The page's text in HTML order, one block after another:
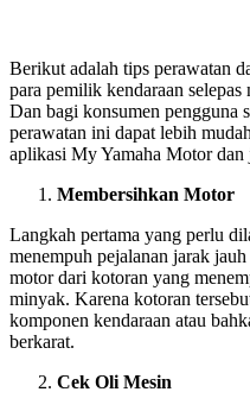
Berikut adalah tips perawatan
para pemilik kendaraan
Dan bagi konsumen pengguna
perawatan ini dapat lebih
aplikasi My Yamaha Motor dan
Membersihkan Motor
Langkah pertama yang perlu
menempuh pejalanan jarak
motor dari kotoran yang
minyak. Karena kotoran
komponen kendaraan atau
berkarat.
Cek Oli Mesin